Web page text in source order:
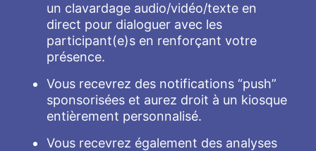
un clavardage audio/vidéo/texte en
direct pour dialoguer avec les
participant(e)s en renforçant votre
présence.
Vous recevrez des notifications “push”
sponsorisées et aurez droit à un kiosque
entièrement personnalisé.
Vous recevrez également des analyses